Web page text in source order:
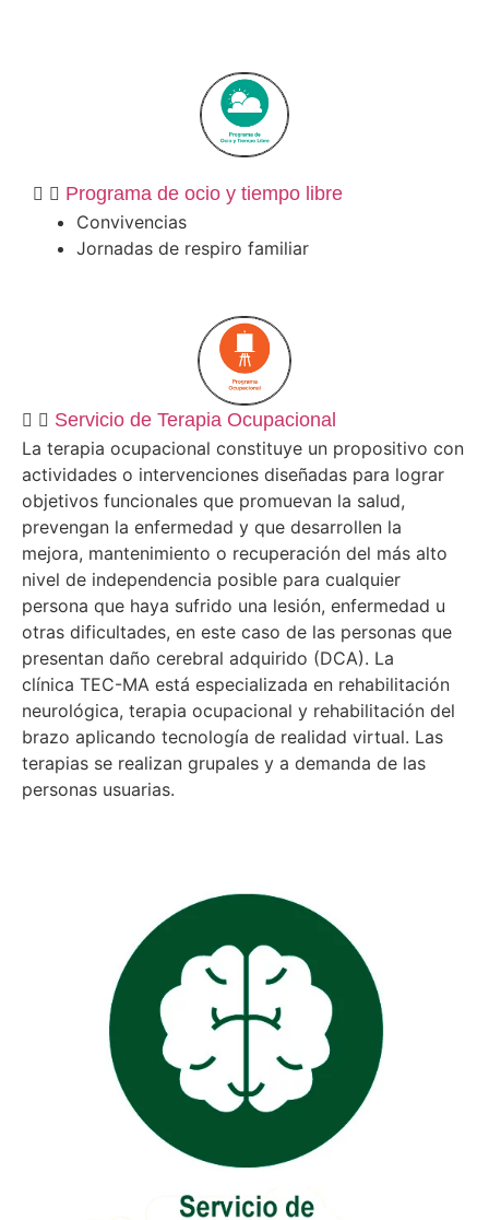
Programa de ocio y tiempo libre
Convivencias
Jornadas de respiro familiar
Servicio de Terapia Ocupacional
La terapia ocupacional constituye un propositivo con
actividades o intervenciones diseñadas para lograr
objetivos funcionales que promuevan la salud,
prevengan la enfermedad y que desarrollen la
mejora, mantenimiento o recuperación del más alto
nivel de independencia posible para cualquier
persona que haya sufrido una lesión, enfermedad u
otras dificultades, en este caso de las personas que
presentan daño cerebral adquirido (DCA). La
clínica TEC-MA está especializada en rehabilitación
neurológica, terapia ocupacional y rehabilitación del
brazo aplicando tecnología de realidad virtual. Las
terapias se realizan grupales y a demanda de las
personas usuarias.